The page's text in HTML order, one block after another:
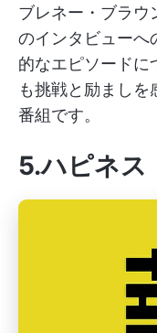
ブレネー・ブラウ
のインタビューへ
的なエピソードに
も挑戦と励ましを
番組です。
5.ハピネス